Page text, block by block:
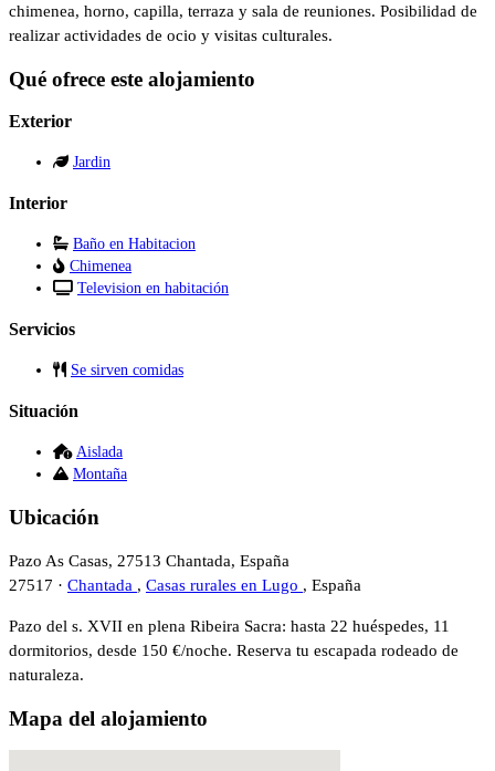
chimenea, horno, capilla, terraza y sala de reuniones. Posibilidad de
realizar actividades de ocio y visitas culturales.
Qué ofrece este alojamiento
Exterior
Jardin
Interior
Baño en Habitacion
Chimenea
Television en habitación
Servicios
Se sirven comidas
Situación
Aislada
Montaña
Ubicación
Pazo As Casas, 27513 Chantada, España
27517 · Chantada , Casas rurales en Lugo , España
Pazo del s. XVII en plena Ribeira Sacra: hasta 22 huéspedes, 11
dormitorios, desde 150 €/noche. Reserva tu escapada rodeado de
naturaleza.
Mapa del alojamiento